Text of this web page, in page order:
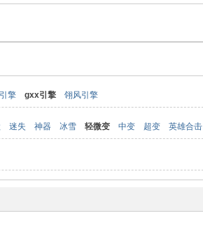
擎 gxx引擎 翎风引擎
迷失 神器 冰雪 轻微变 中变 超变 英雄合击